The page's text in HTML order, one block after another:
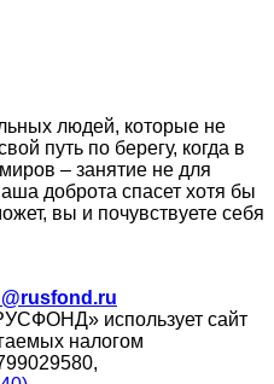
людей, которые не
путь по берегу, когда в
– занятие не для
доброта спасет хотя бы
вы и почувствуете себя
использует сайт
налогом